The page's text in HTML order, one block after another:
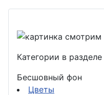
Категории в разделе
Бесшовный фон
Цветы